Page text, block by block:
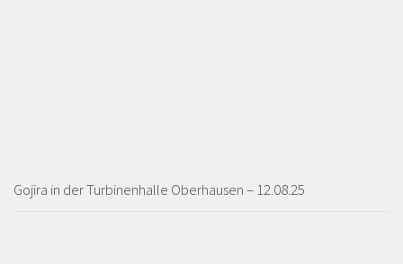
Gojira in der Turbinenhalle Oberhausen – 12.08.25